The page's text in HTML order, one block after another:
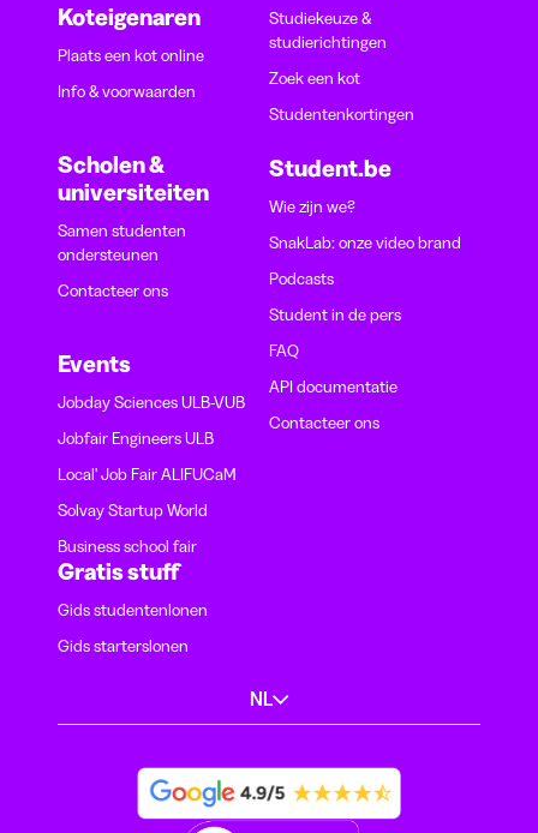
Koteigenaren
Plaats een kot online
Info & voorwaarden
Scholen &
universiteiten
Samen studenten
ondersteunen
Contacteer ons
Events
Jobday Sciences ULB-VUB
Jobfair Engineers ULB
Local' Job Fair ALIFUCaM
Solvay Startup World
Business school fair
Studiekeuze &
studierichtingen
Zoek een kot
Studentenkortingen
Student.be
Wie zijn we?
SnakLab: onze video brand
Podcasts
Student in de pers
FAQ
API documentatie
Contacteer ons
Gratis stuff
Gids studentenlonen
Gids starterslonen
NL